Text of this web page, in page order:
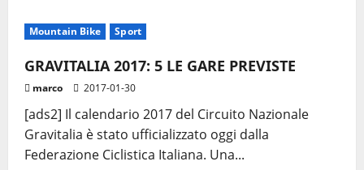
3EPIC
WINTER
PIU’
DI
200
I
PARTECIPANTI
Mountain Bike Sport
GRAVITALIA 2017: 5 LE GARE PREVISTE
marco 2017-01-30
[ads2] Il calendario 2017 del Circuito Nazionale
Gravitalia è stato ufficializzato oggi dalla
Federazione Ciclistica Italiana. Una...